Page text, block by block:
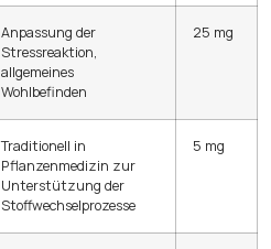
Anpassung der
Stressreaktion,
allgemeines
Wohlbefinden
25 mg
Traditionell in
Pflanzenmedizin zur
Unterstützung der
Stoffwechselprozesse
5 mg